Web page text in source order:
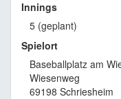
Innings
5 (geplant)
Spielort
Baseballplatz am
Wiesenweg
69198 Schriesheim